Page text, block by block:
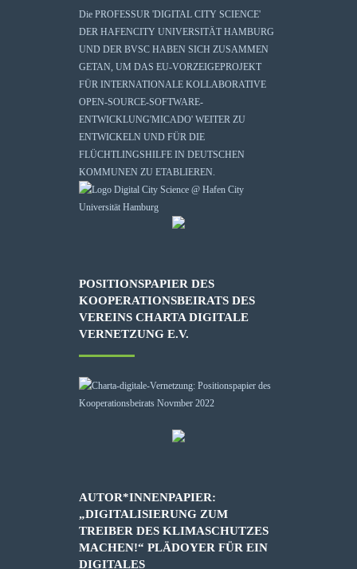
Die PROFESSUR 'DIGITAL CITY SCIENCE'
DER HAFENCITY UNIVERSITÄT HAMBURG
UND DER BVSC HABEN SICH ZUSAMMEN
GETAN, UM DAS EU-VORZEIGEPROJEKT
FÜR INTERNATIONALE KOLLABORATIVE
OPEN-SOURCE-SOFTWARE-
ENTWICKLUNG'MICADO' WEITER ZU
ENTWICKELN UND FÜR DIE
FLÜCHTLINGSHILFE IN DEUTSCHEN
KOMMUNEN ZU ETABLIEREN.
POSITIONSPAPIER DES
KOOPERATIONSBEIRATS DES
VEREINS CHARTA DIGITALE
VERNETZUNG E.V.
AUTOR*INNENPAPIER:
„DIGITALISIERUNG ZUM
TREIBER DES KLIMASCHUTZES
MACHEN!“ PLÄDOYER FÜR EIN
DIGITALES